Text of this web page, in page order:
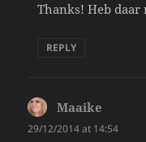
Thanks! Heb
REPLY
Maaike
29/12/2014 at 14:54